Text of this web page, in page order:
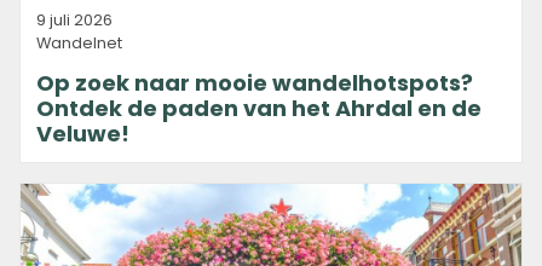
9 juli 2026
Wandelnet
Op zoek naar mooie wandelhotspots?
Ontdek de paden van het Ahrdal en de
Veluwe!